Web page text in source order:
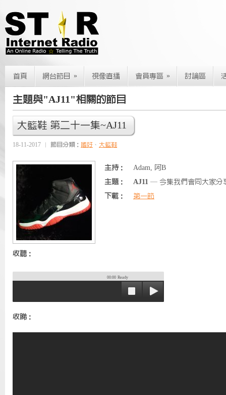
首頁 網台節目 » 視像直播 會員專區 » 討論區
主題與"AJ11"相關的節目
大籃鞋 第二十一集~AJ11
18-11-2017 節目分類： 嗜好 、 大籃鞋
主持：
Adam, 阿B
主題：
AJ11 — 今集我們會同大家分
下載：
第一節
收聽：
00:00 Ready
收睇：